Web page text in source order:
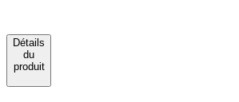
détails
du
produit